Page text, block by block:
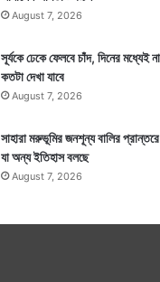
August 7, 2026
সূর্যকে ঢেকে ফেলবে চাঁদ, দিনের মধ্যেই
কতটা দেখা যাবে
August 7, 2026
সাহারা মরুভূমির জনশূন্য বালির
যা অন্য ইতিহাস বলছে
August 7, 2026